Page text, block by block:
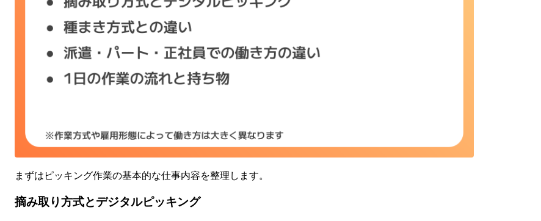
まずはピッキング作業の基本的な仕事内容を整理します。
摘み取り方式とデジタルピッキング